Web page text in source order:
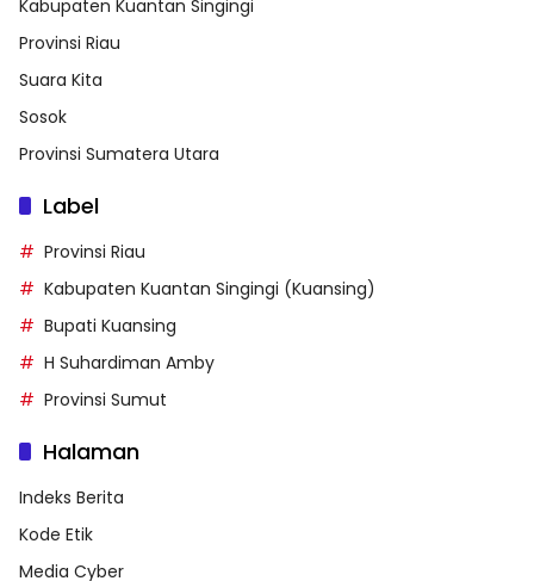
Kabupaten Kuantan Singingi
Provinsi Riau
Suara Kita
Sosok
Provinsi Sumatera Utara
Label
Provinsi Riau
Kabupaten Kuantan Singingi (Kuansing)
Bupati Kuansing
H Suhardiman Amby
Provinsi Sumut
Halaman
Indeks Berita
Kode Etik
Media Cyber